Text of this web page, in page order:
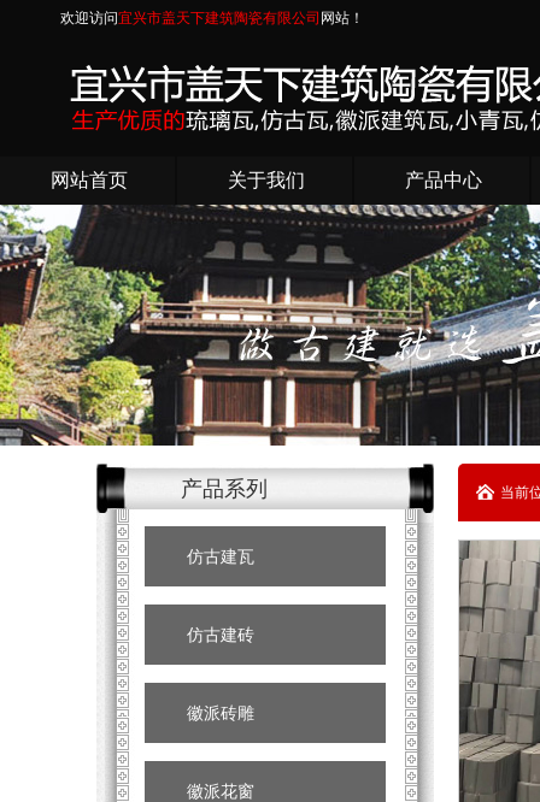
欢迎访问宜兴市盖天下建筑陶瓷有限公司 网站！
网站首页 关于我们 产品中心
产品系列
仿古建瓦
仿古建砖
徽派砖雕
徽派花窗
当前